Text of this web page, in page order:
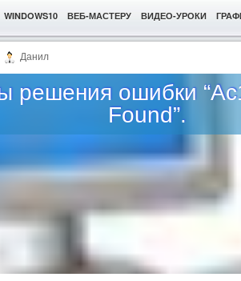
WINDOWS10 ВЕБ-МАСТЕРУ ВИДЕО-УРОКИ
Данил
решения ошибки
Found”.